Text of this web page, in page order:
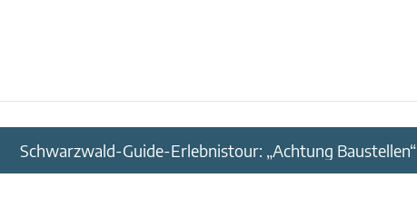
Schwarzwald-Guide-Erlebnistour: „Achtung Baustellen“